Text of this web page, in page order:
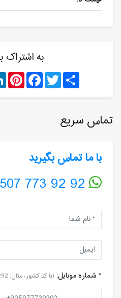
به اشتراک
Share
Twitter
Facebook
تماس سریع
با ما تماس بگیرید
773 92 92
* شماره موبایل: (با کد کشور، مثال: 905077739292+)